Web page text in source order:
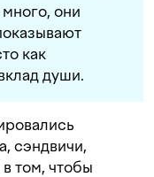
они
как
души.
сэндвичи,
том, чтобы